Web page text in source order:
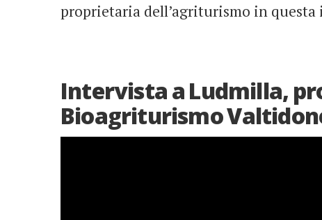
proprietaria dell’agriturismo in questa
Intervista a Ludmilla,
Bioagriturismo